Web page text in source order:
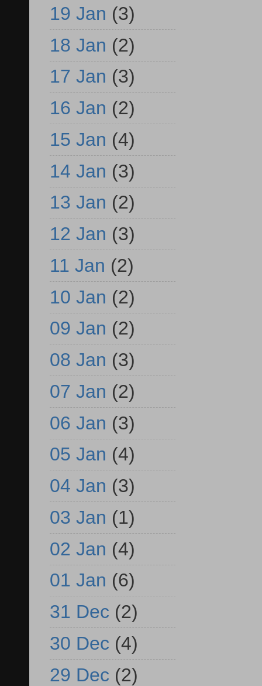
19 Jan (3)
18 Jan (2)
17 Jan (3)
16 Jan (2)
15 Jan (4)
14 Jan (3)
13 Jan (2)
12 Jan (3)
11 Jan (2)
10 Jan (2)
09 Jan (2)
08 Jan (3)
07 Jan (2)
06 Jan (3)
05 Jan (4)
04 Jan (3)
03 Jan (1)
02 Jan (4)
01 Jan (6)
31 Dec (2)
30 Dec (4)
29 Dec (2)